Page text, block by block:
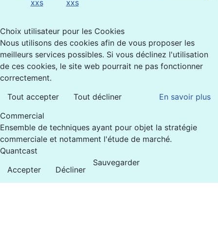
Choix utilisateur pour les Cookies
Nous utilisons des cookies afin de vous proposer les
meilleurs services possibles. Si vous déclinez l'utilisation
de ces cookies, le site web pourrait ne pas fonctionner
correctement.
Tout accepter
Tout décliner
En savoir plus
Commercial
Ensemble de techniques ayant pour objet la stratégie
commerciale et notamment l'étude de marché.
Quantcast
Accepter
Décliner
Sauvegarder